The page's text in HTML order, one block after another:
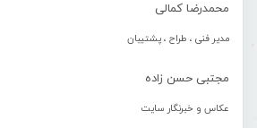
محمدرضا کمالی
مدیر فنی ، طراح ، پشتیبان
مجتبی حسن زاده
عکاس و خبرنگار سایت